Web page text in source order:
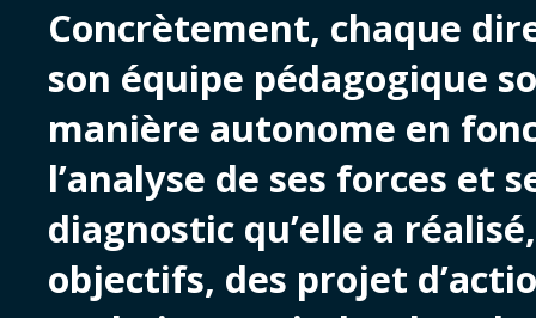
Concrètement, chaque
son équipe pédagogique
manière autonome en
l’analyse de ses forces et
diagnostic qu’elle a
objectifs, des projet